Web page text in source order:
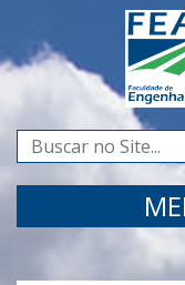
Pesquisar...